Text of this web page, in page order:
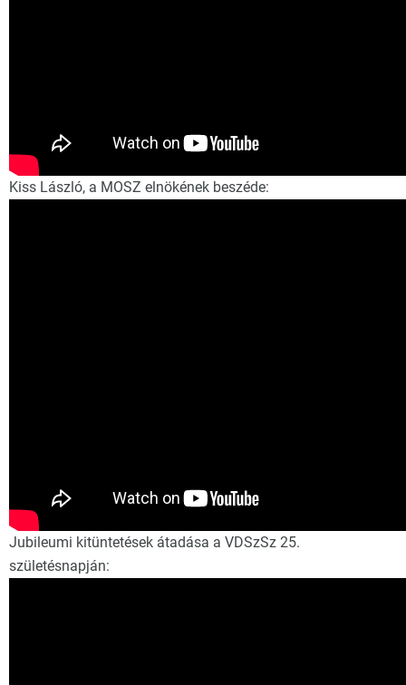
Kiss László, a MOSZ elnökének beszéde:
Jubileumi kitüntetések átadása a VDSzSz 25.
születésnapján: